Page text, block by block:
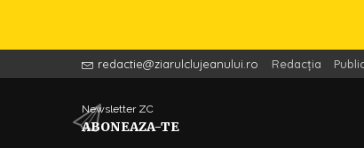
redactie@ziarulclujeanului.ro Redacția
Newsletter ZC
ABONEAZA-TE